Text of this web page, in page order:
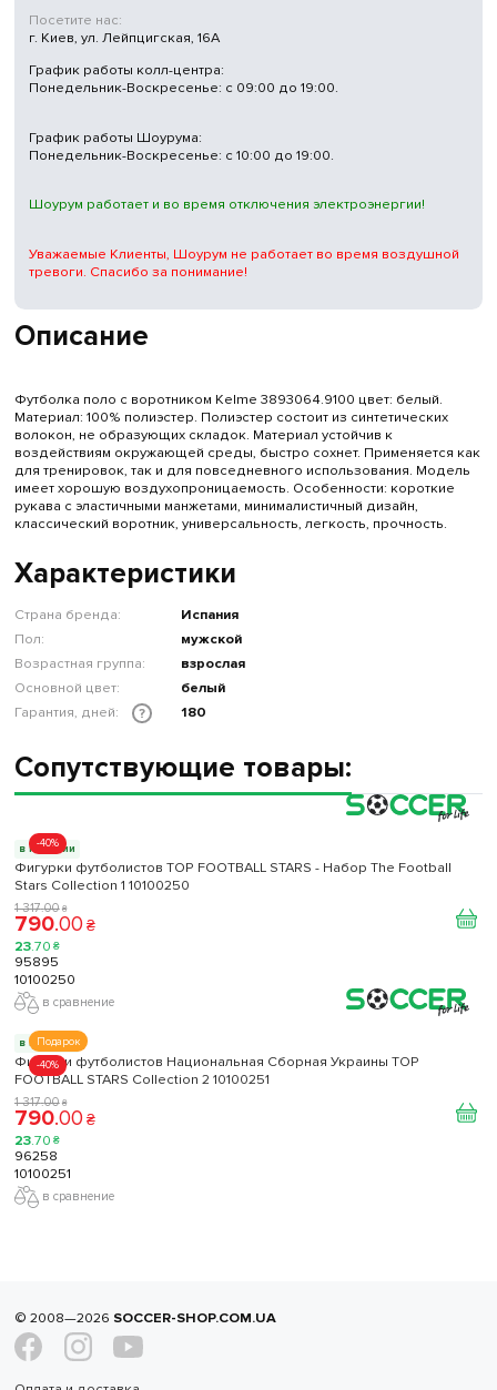
Описание
Футболка поло с воротником Kelme 3893064.9100 цвет: белый.
Материал: 100% полиэстер. Полиэстер состоит из синтетических
волокон, не образующих складок. Материал устойчив к
воздействиям окружающей среды, быстро сохнет. Применяется как
для тренировок, так и для повседневного использования. Модель
имеет хорошую воздухопроницаемость. Особенности: короткие
рукава с эластичными манжетами, минималистичный дизайн,
классический воротник, универсальность, легкость, прочность.
Характеристики
Страна бренда:
Испания
Пол:
мужской
Возрастная группа:
взрослая
Основной цвет:
белый
Гарантия, дней:
? 180
Посетите нас:
г. Киев, ул. Лейпцигская, 16А
График работы колл-центра:
Понедельник-Воскресенье: с 09:00 до 19:00.
График работы Шоурума:
Понедельник-Воскресенье: с 10:00 до 19:00.
Шоурум работает и во время отключения электроэнергии!
Уважаемые Клиенты, Шоурум не работает во время воздушной
тревоги. Спасибо за понимание!
Сопутствующие товары:
-40%
в наличии
Фигурки футболистов TOP FOOTBALL STARS - Набор The Football
Stars Collection 1 10100250
1 317.00 ₴
790.00 ₴
23.70 ₴
95895
10100250
в сравнение
Подарок
-40%
в наличии
Фигурки футболистов Национальная Сборная Украины TOP
FOOTBALL STARS Collection 2 10100251
1 317.00 ₴
790.00 ₴
23.70 ₴
96258
10100251
в сравнение
© 2008—2026 SOCCER-SHOP.COM.UA